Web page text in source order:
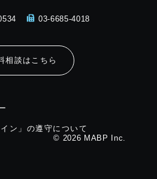
03-6685-4018
相談はこちら
ン」の遵守について
© 2026 MABP Inc.